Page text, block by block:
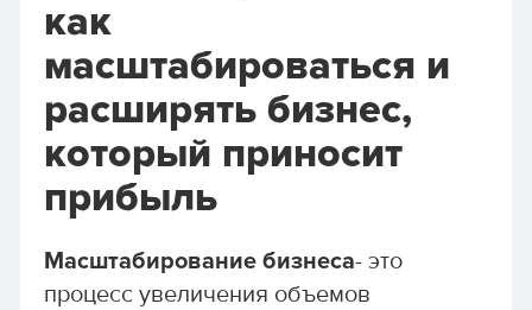
как
масштабироваться и
расширять бизнес,
который приносит
прибыль
Масштабирование бизнеса- это
процесс увеличения объемов